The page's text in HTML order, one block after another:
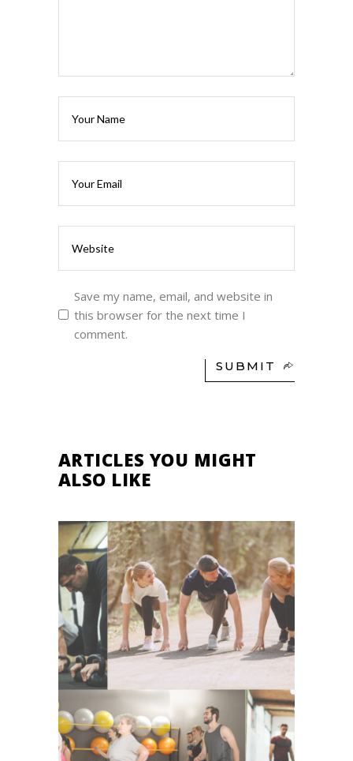
Save my name, email, and website in
this browser for the next time I
comment.
SUBMIT
ARTICLES YOU MIGHT
ALSO LIKE